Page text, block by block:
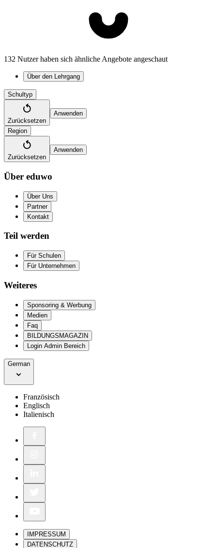
132 Nutzer haben sich ähnliche Angebote angeschaut
Über den Lehrgang
Schultyp
Zurücksetzen
Anwenden
Region
Zurücksetzen
Anwenden
Über eduwo
Über Uns
Partner
Kontakt
Teil werden
Für Schulen
Für Unternehmen
Weiteres
Sponsoring & Werbung
Medien
Faq
BILDUNGSMAGAZIN
Login Admin Bereich
German
Französisch
Englisch
Italienisch
IMPRESSUM
DATENSCHUTZ